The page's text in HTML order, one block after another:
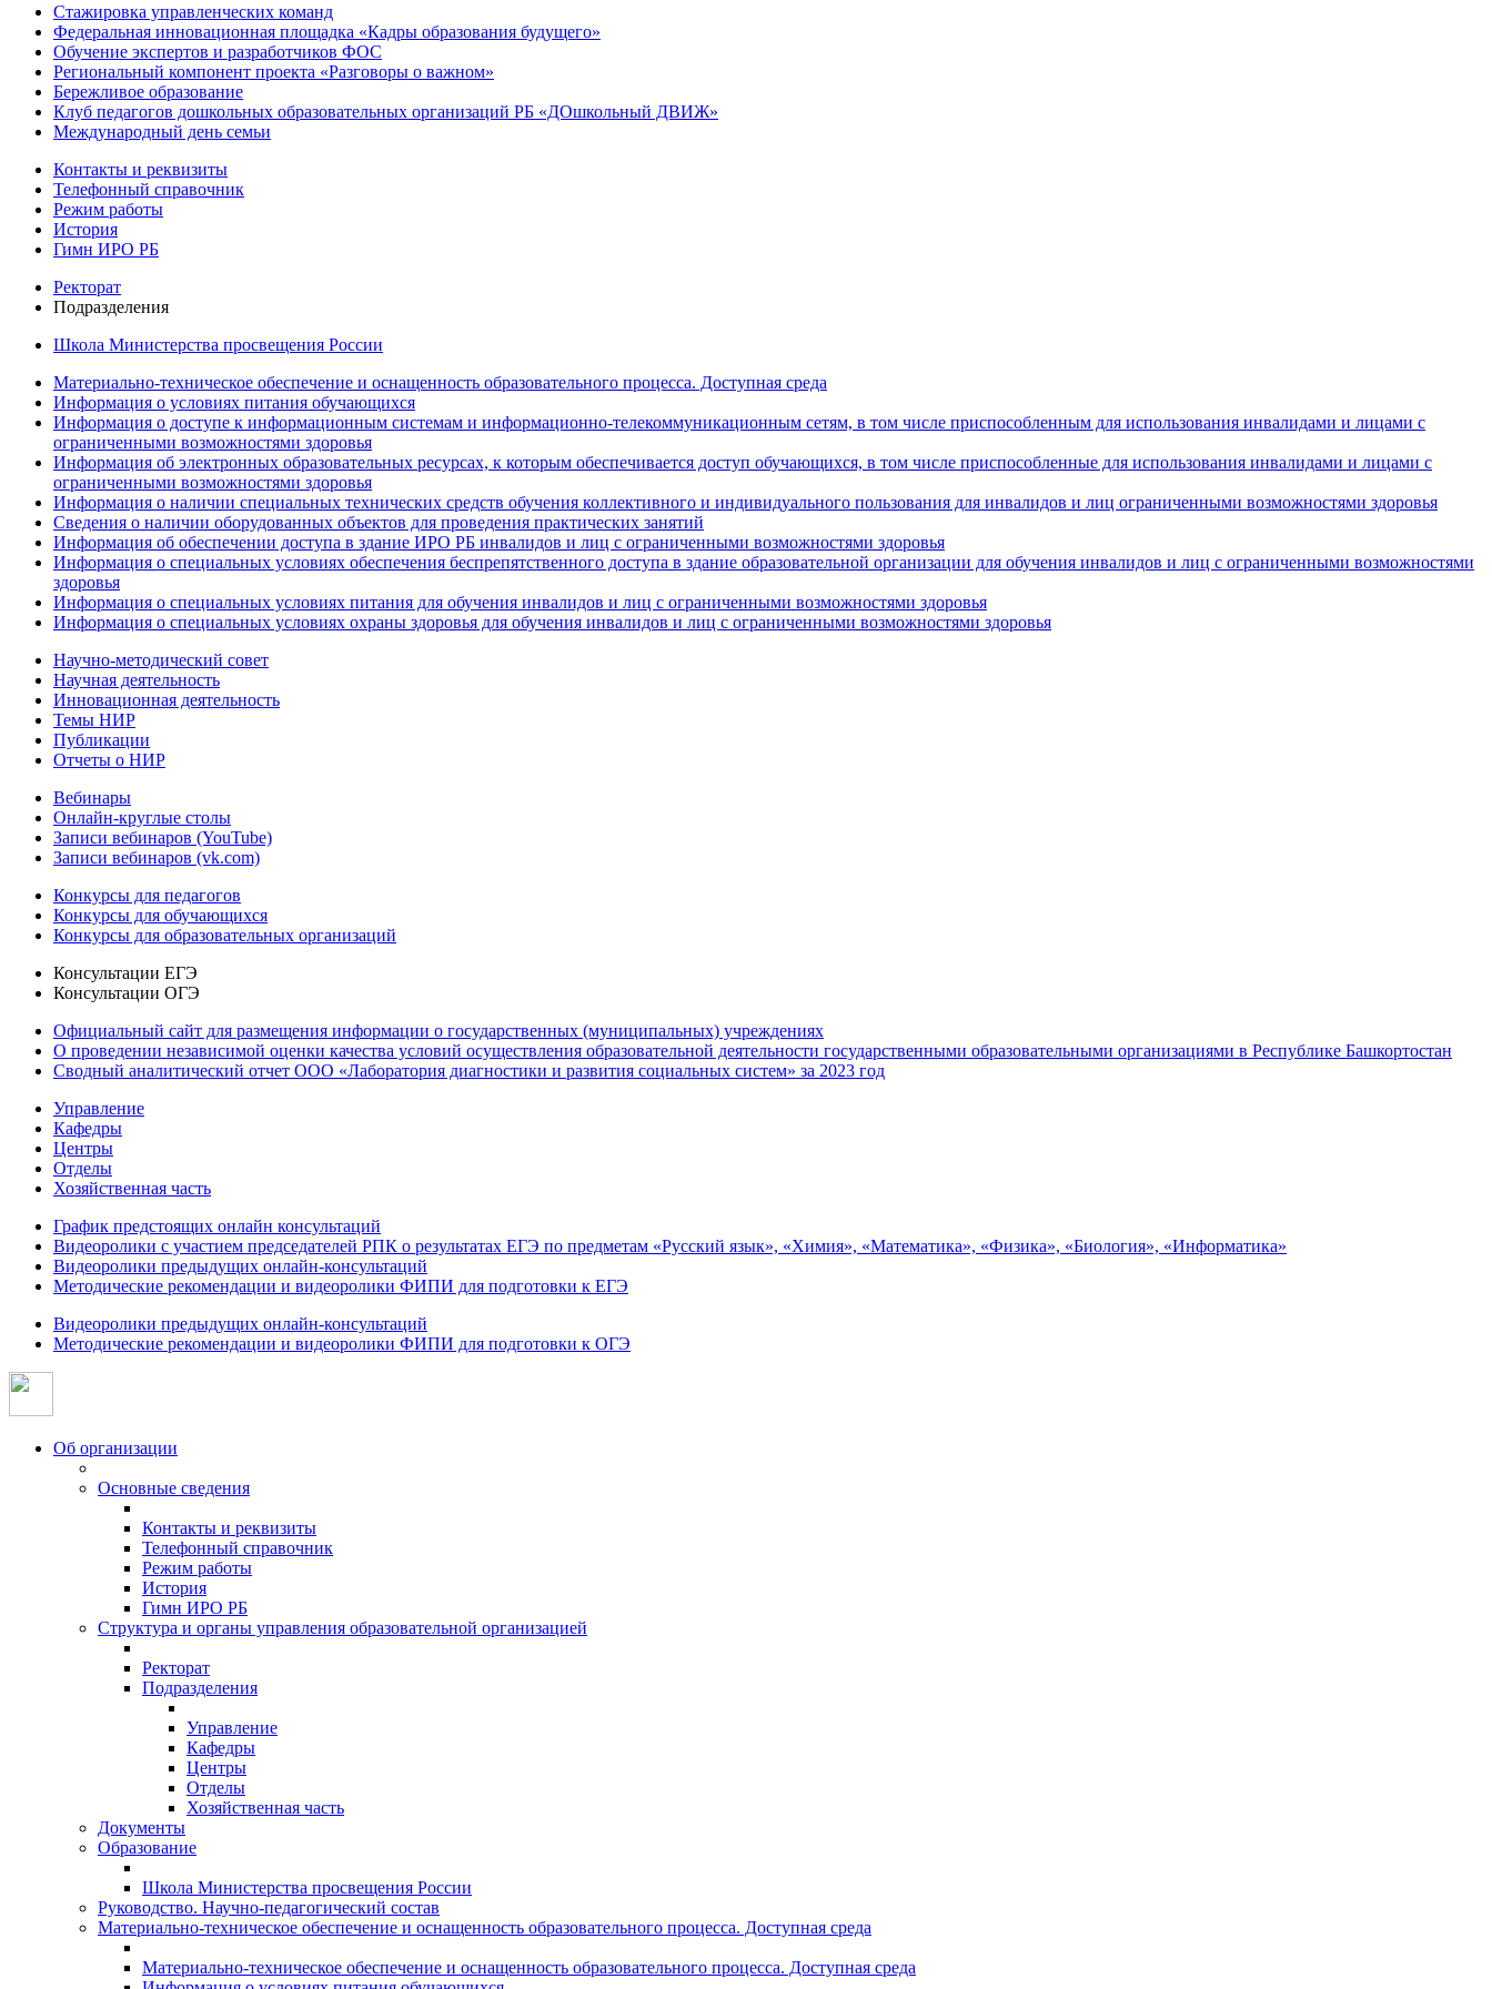
Стажировка управленческих команд
Федеральная инновационная площадка «Кадры образования будущего»
Обучение экспертов и разработчиков ФОС
Региональный компонент проекта «Разговоры о важном»
Бережливое образование
Клуб педагогов дошкольных образовательных организаций РБ «ДОшкольный ДВИЖ»
Международный день семьи
Контакты и реквизиты
Телефонный справочник
Режим работы
История
Гимн ИРО РБ
Ректорат
Подразделения
Школа Министерства просвещения России
Материально-техническое обеспечение и оснащенность образовательного процесса. Доступная среда
Информация о условиях питания обучающихся
Информация о доступе к информационным системам и информационно-телекоммуникационным сетям, в том числе приспособленным для использования инвалидами и лицами с
ограниченными возможностями здоровья
Информация об электронных образовательных ресурсах, к которым обеспечивается доступ обучающихся, в том числе приспособленные для использования инвалидами и лицами с
ограниченными возможностями здоровья
Информация о наличии специальных технических средств обучения коллективного и индивидуального пользования для инвалидов и лиц ограниченными возможностями здоровья
Сведения о наличии оборудованных объектов для проведения практических занятий
Информация об обеспечении доступа в здание ИРО РБ инвалидов и лиц с ограниченными возможностями здоровья
Информация о специальных условиях обеспечения беспрепятственного доступа в здание образовательной организации для обучения инвалидов и лиц с ограниченными возможностями
здоровья
Информация о специальных условиях питания для обучения инвалидов и лиц с ограниченными возможностями здоровья
Информация о специальных условиях охраны здоровья для обучения инвалидов и лиц с ограниченными возможностями здоровья
Научно-методический совет
Научная деятельность
Инновационная деятельность
Темы НИР
Публикации
Отчеты о НИР
Вебинары
Онлайн-круглые столы
Записи вебинаров (YouTube)
Записи вебинаров (vk.com)
Конкурсы для педагогов
Конкурсы для обучающихся
Конкурсы для образовательных организаций
Консультации ЕГЭ
Консультации ОГЭ
Официальный сайт для размещения информации о государственных (муниципальных) учреждениях
О проведении независимой оценки качества условий осуществления образовательной деятельности государственными образовательными организациями в Республике Башкортостан
Сводный аналитический отчет ООО «Лаборатория диагностики и развития социальных систем» за 2023 год
Управление
Кафедры
Центры
Отделы
Хозяйственная часть
График предстоящих онлайн консультаций
Видеоролики с участием председателей РПК о результатах ЕГЭ по предметам «Русский язык», «Химия», «Математика», «Физика», «Биология», «Информатика»
Видеоролики предыдущих онлайн-консультаций
Методические рекомендации и видеоролики ФИПИ для подготовки к ЕГЭ
Видеоролики предыдущих онлайн-консультаций
Методические рекомендации и видеоролики ФИПИ для подготовки к ОГЭ
Об организации
Основные сведения
Контакты и реквизиты
Телефонный справочник
Режим работы
История
Гимн ИРО РБ
Структура и органы управления образовательной организацией
Ректорат
Подразделения
Управление
Кафедры
Центры
Отделы
Хозяйственная часть
Документы
Образование
Школа Министерства просвещения России
Руководство. Научно-педагогический состав
Материально-техническое обеспечение и оснащенность образовательного процесса. Доступная среда
Материально-техническое обеспечение и оснащенность образовательного процесса. Доступная среда